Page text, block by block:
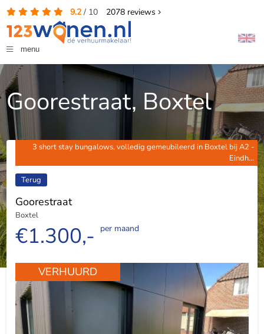
9.2/ 10 2078reviews
menu
Goorestraat, Boxtel
3 short stay bungalows, volledig gemeubileerd in Boxtel bij A2 -
Eindh...
Terug
Goorestraat
Boxtel
€1.300,- per maand
VERHUURD